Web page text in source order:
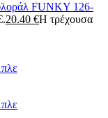
φλοράλ FUNKY 126-
20.40 €Η τρέχουσα